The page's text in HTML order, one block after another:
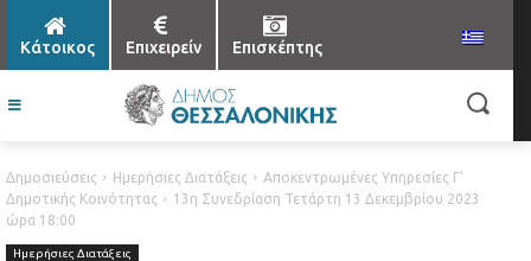
Κάτοικος Επιχειρείν Επισκέπτης
Δημοσιεύσεις Ημερήσιες Διατάξεις
Αποκεντρωμένες Υπηρεσίες Γ'
Δημοτικής Κοινότητας
13η Συνεδρίαση Τετάρτη 13 Δεκεμβρίου 2023
ώρα 18:00
Ημερήσιες Διατάξεις